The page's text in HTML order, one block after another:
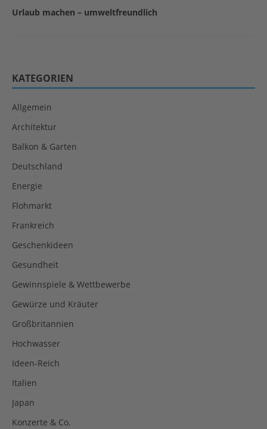
Urlaub machen – umweltfreundlich
KATEGORIEN
Allgemein
Architektur
Balkon & Garten
Deutschland
Energie
Flohmarkt
Frankreich
Geschenkideen
Gesundheit
Gewinnspiele & Wettbewerbe
Gewürze und Kräuter
Großbritannien
Hochwasser
Ideen-Reich
Italien
Japan
Konzerte & Co.